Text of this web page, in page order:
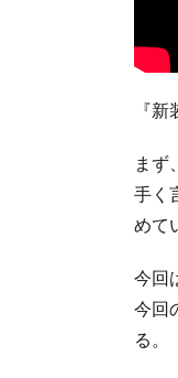
『
まず
手く
めて
今回
今回
る。